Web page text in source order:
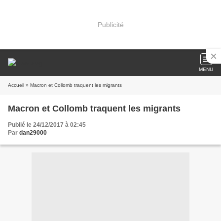
Publicité
MENU
Accueil » Macron et Collomb traquent les migrants
Macron et Collomb traquent les migrants
Publié le 24/12/2017 à 02:45
Par dan29000